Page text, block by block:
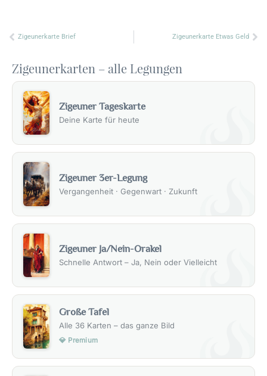
Zurück
Zigeunerkarte Brief Zigeunerkarte Etwas Geld
Zigeunerkarten – alle Legungen
Zigeuner Tageskarte
Deine Karte für heute
Zigeuner 3er-Legung
Vergangenheit · Gegenwart · Zukunft
Zigeuner Ja/Nein-Orakel
Schnelle Antwort – Ja, Nein oder Vielleicht
Große Tafel
Alle 36 Karten – das ganze Bild
💎 Premium